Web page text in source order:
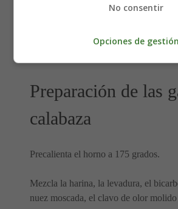
2 tazas de azúcar glass
1 cucharada de mantequilla
Preparación de las
calabaza
Precalienta el horno a 175 grados.
Mezcla la harina, la levadura, el
nuez moscada, el clavo de olor
No consentir
Opciones de gestión